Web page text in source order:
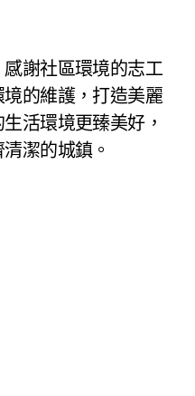
謝社區環境的志工
的維護，打造美麗
活環境更臻美好，
潔的城鎮。